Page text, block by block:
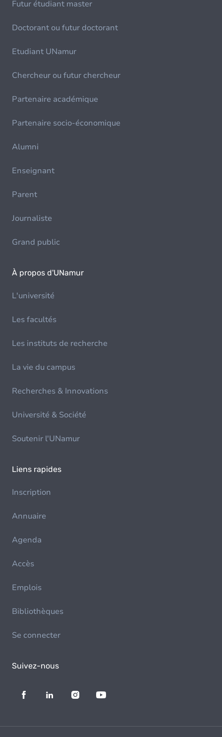
Futur étudiant master
Doctorant ou futur doctorant
Etudiant UNamur
Chercheur ou futur chercheur
Partenaire académique
Partenaire socio-économique
Alumni
Enseignant
Parent
Journaliste
Grand public
À propos d'UNamur
L'université
Les facultés
Les instituts de recherche
La vie du campus
Recherches & Innovations
Université & Société
Soutenir l'UNamur
Liens rapides
Inscription
Annuaire
Agenda
Accès
Emplois
Bibliothèques
Se connecter
Suivez-nous